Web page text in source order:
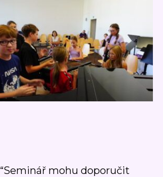
“Seminář mohu doporučit